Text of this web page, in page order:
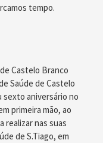
tempo.
Castelo Branco
Saúde de Castelo
sexto aniversário no
primeira mão, ao
realizar nas suas
de S.Tiago, em